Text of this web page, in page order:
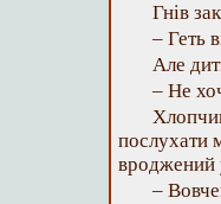
Гнів
– Геть
Але
– Не
послухати
вроджений
–